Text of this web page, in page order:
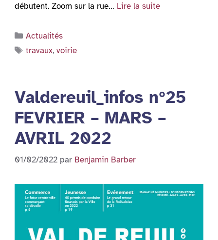
débutent. Zoom sur la rue… Lire la suite
Catégories
Actualités
Étiquettes
travaux,voirie
Valdereuil_infos n°25
FEVRIER – MARS –
AVRIL 2022
01/02/2022 par Benjamin Barber